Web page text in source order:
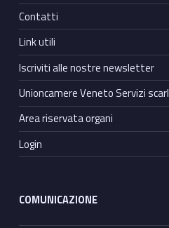
Contatti
Link utili
Iscriviti alle nostre newsletter
Unioncamere Veneto Servizi scarl
Area riservata organi
Login
COMUNICAZIONE